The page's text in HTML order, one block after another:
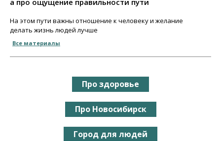
а про ощущение правильности пути
На этом пути важны отношение к человеку и желание
делать жизнь людей лучше
Все материалы
Про здоровье
Про Новосибирск
Город для людей